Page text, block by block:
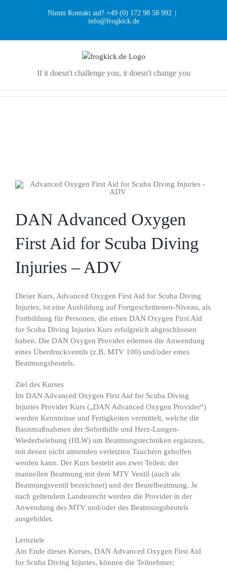
Nimm Kontakt auf! +49 (0) 172 98 58 992
info@frogkick.de
If it doesn't challenge you, it doesn't change you
DAN Advanced Oxygen
First Aid for Scuba Diving
Injuries – ADV
Dieser Kurs, Advanced Oxygen First Aid for Scuba Diving
Injuries, ist eine Ausbildung auf Fortgeschrittenen-Niveau, als
Fortbildung für Personen, die einen DAN Oxygen First Aid
for Scuba Diving Injuries Kurs erfolgreich abgeschlossen
haben. Die DAN Oxygen Provider erlernen die Anwendung
eines Überdruckventils (z.B. MTV 100) und/oder eines
Beatmungsbeutels.
Ziel des Kurses
Im DAN Advanced Oxygen First Aid for Scuba Diving
Injuries Provider Kurs („DAN Advanced Oxygen Provider“)
werden Kenntnisse und Fertigkeiten vermittelt, welche die
Basismaßnahmen der Soforthilfe und Herz-Lungen-
Wiederbelebung (HLW) um Beatmungstechniken ergänzen,
mit denen nicht atmenden verletzten Tauchern geholfen
werden kann. Der Kurs besteht aus zwei Teilen: der
manuellen Beatmung mit dem MTV Ventil (auch als
Beatmungsventil bezeichnet) und der Beutelbeatmung. Je
nach geltendem Landesrecht werden die Provider in der
Anwendung des MTV und/oder des Beatmungsbeutels
ausgebildet.
Lernziele
Am Ende dieses Kurses, DAN Advanced Oxygen First Aid
for Scuba Diving Injuries, können die Teilnehmer: